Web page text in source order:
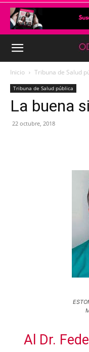
Inicio Tribuna de Salud
Tribuna de Salud pública
La buena
22 octubre, 2018
Al Dr.